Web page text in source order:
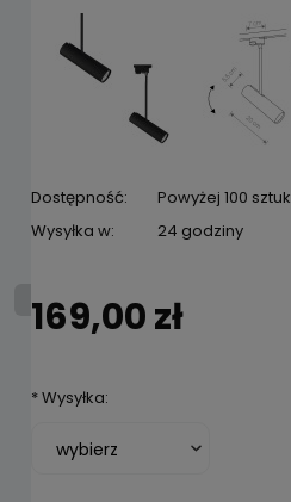
Dostępność:
Powyżej 100 sztuk
Wysyłka w:
24 godziny
169,00 zł
*Wysyłka: